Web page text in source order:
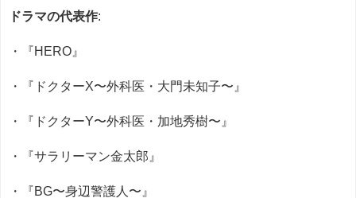
ドラマの代表作:
・『HERO』
・『ドクターX〜外科医・大門未知子〜』
・『ドクターY〜外科医・加地秀樹〜』
・『サラリーマン金太郎』
・『BG〜身辺警護人〜』